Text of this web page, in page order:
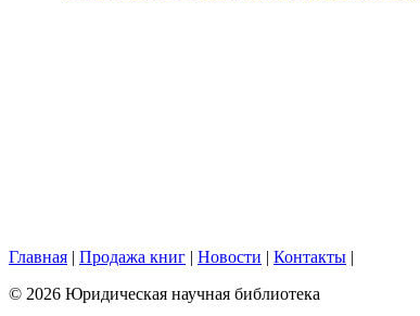
Главная | Продажа книг | Новости | Контакты |
© 2026 Юридическая научная библиотека